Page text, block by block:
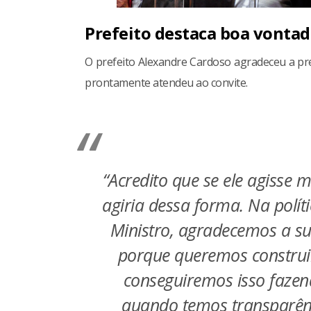
Prefeito destaca boa
O prefeito Alexandre Cardoso agradeceu a
prontamente atendeu ao convite.
“Acredito que se ele agisse
agiria dessa forma. Na
Ministro, agradecemos a
porque queremos
conseguiremos isso
quando temos